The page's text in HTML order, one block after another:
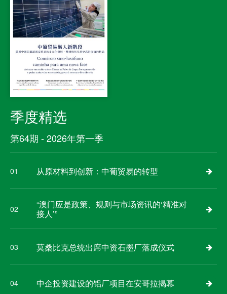
季度精选
第64期 - 2026年第一季
01 从原材料到创新：中葡贸易的转型
02
“澳门应是政策、规则与市场资讯的‘精准对
接人’”
03 莫桑比克总统出席中资石墨厂落成仪式
04 中企投资建设的铝厂项目在安哥拉揭幕